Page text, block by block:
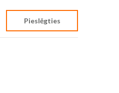
Pieslēgties